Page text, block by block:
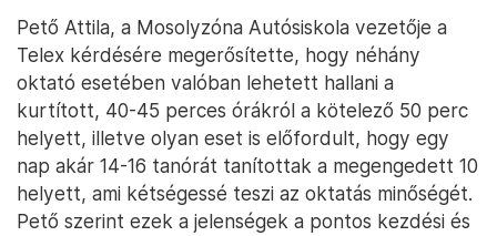
Pető Attila, a Mosolyzóna Autósiskola vezetője a
Telex kérdésére megerősítette, hogy néhány
oktató esetében valóban lehetett hallani a
kurtított, 40-45 perces órákról a kötelező 50 perc
helyett, illetve olyan eset is előfordult, hogy egy
nap akár 14-16 tanórát tanítottak a megengedett 10
helyett, ami kétségessé teszi az oktatás minőségét.
Pető szerint ezek a jelenségek a pontos kezdési és